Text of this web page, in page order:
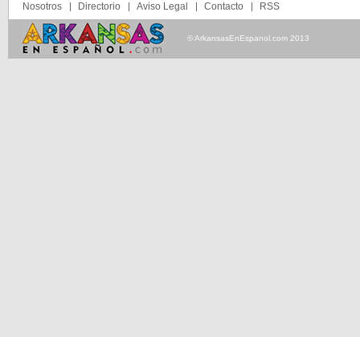
Nosotros Directorio Aviso Legal Contacto RSS
© ArkansasEnEspanol.com 2013